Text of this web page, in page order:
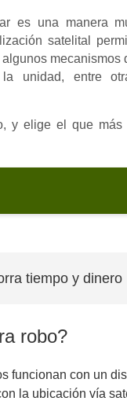
es una manera
satelital
mecanismos
unidad, entre
y elige el que más
tiempo y dinero
robo?
funcionan con un
la ubicación vía